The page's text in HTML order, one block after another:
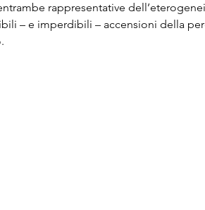
rappresentative
– e imperdibili – accensioni della